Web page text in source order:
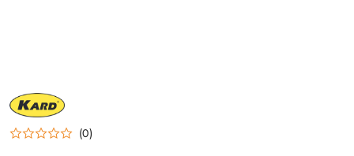
NAZWA
PRODUCENTA:
KARD
(0)